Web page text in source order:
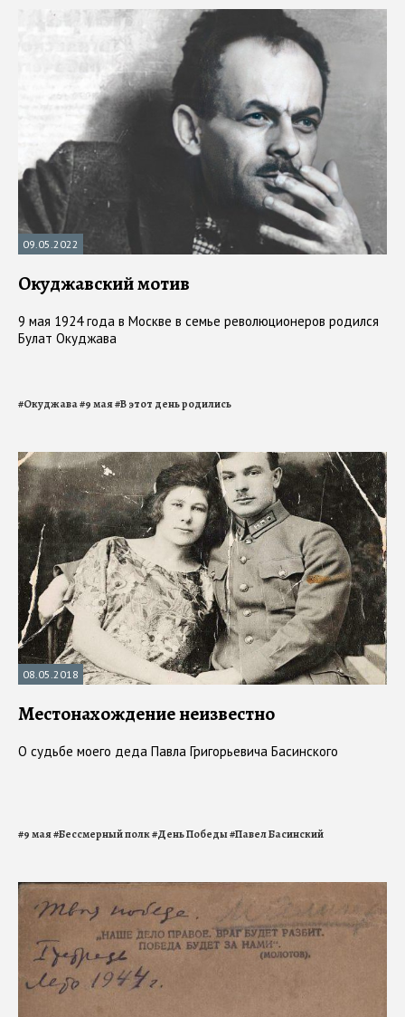
09.05.2022
Окуджавский мотив
9 мая 1924 года в Москве в семье революционеров родился
Булат Окуджава
#Окуджава#9 мая#В этот день родились
08.05.2018
Местонахождение неизвестно
О судьбе моего деда Павла Григорьевича Басинского
#9 мая#Бессмерный полк#День Победы#Павел Басинский